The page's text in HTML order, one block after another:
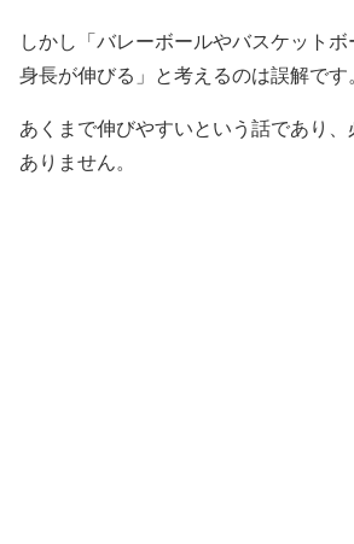
しかし「バレーボールやバスケット
身長が伸びる」と考えるのは誤解です
あくまで伸びやすいという話であり
ありません。